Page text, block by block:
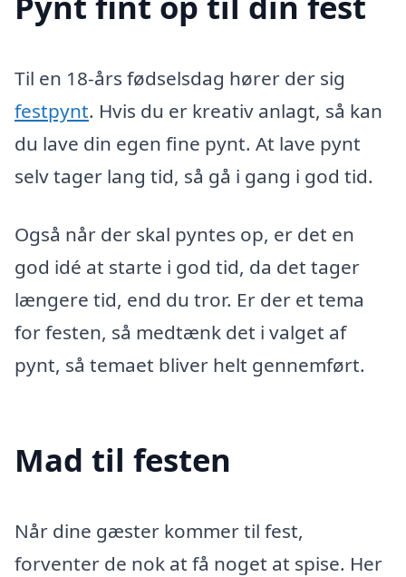
Til en 18-års fødselsdag hører der sig
festpynt. Hvis du er kreativ anlagt, så kan
du lave din egen fine pynt. At lave pynt
selv tager lang tid, så gå i gang i god tid.
Også når der skal pyntes op, er det en
god idé at starte i god tid, da det tager
længere tid, end du tror. Er der et tema
for festen, så medtænk det i valget af
pynt, så temaet bliver helt gennemført.
Mad til festen
Når dine gæster kommer til fest,
forventer de nok at få noget at spise. Her